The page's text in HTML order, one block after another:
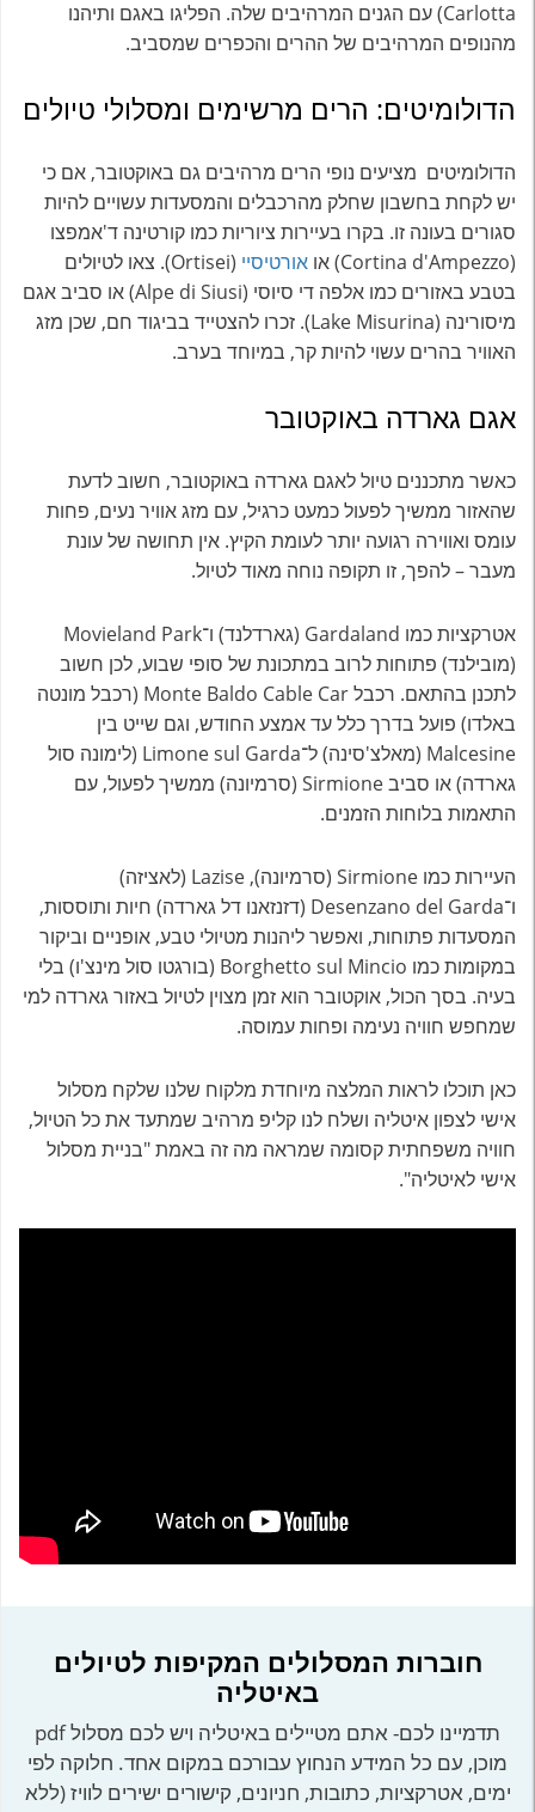
Carlotta) עם הגנים המרהיבים שלה. הפליגו באגם ותיהנו
מהנופים המרהיבים של ההרים והכפרים שמסביב.
הדולומיטים: הרים מרשימים ומסלולי טיולים
הדולומיטים מציעים נופי הרים מרהיבים גם באוקטובר, אם כי
יש לקחת בחשבון שחלק מהרכבלים והמסעדות עשויים להיות
סגורים בעונה זו. בקרו בעיירות ציוריות כמו קורטינה ד'אמפצו
(Cortina d'Ampezzo) או
אורטיסיי
(Ortisei). צאו לטיולים
בטבע באזורים כמו אלפה די סיוסי (Alpe di Siusi) או סביב אגם
מיסורינה (Lake Misurina). זכרו להצטייד בביגוד חם, שכן מזג
האוויר בהרים עשוי להיות קר, במיוחד בערב.
אגם גארדה באוקטובר
כאשר מתכננים טיול לאגם גארדה באוקטובר, חשוב לדעת
שהאזור ממשיך לפעול כמעט כרגיל, עם מזג אוויר נעים, פחות
עומס ואווירה רגועה יותר לעומת הקיץ. אין תחושה של עונת
מעבר – להפך, זו תקופה נוחה מאוד לטיול.
אטרקציות כמו Gardaland (גארדלנד) ו־Movieland Park
(מובילנד) פתוחות לרוב במתכונת של סופי שבוע, לכן חשוב
לתכנן בהתאם. רכבלMonte Baldo Cable Car (רכבל מונטה
באלדו) פועל בדרך כלל עד אמצע החודש, וגם שייט בין
Malcesine (מאלצ'סינה) ל־Limone sul Garda (לימונה סול
גארדה) או סביבSirmione (סרמיונה) ממשיך לפעול, עם
התאמות בלוחות הזמנים.
העיירות כמו Sirmione (סרמיונה), Lazise (לאציזה)
ו־Desenzano del Garda (דזנזאנו דל גארדה) חיות ותוססות,
המסעדות פתוחות, ואפשר ליהנות מטיולי טבע, אופניים וביקור
במקומות כמו Borghetto sul Mincio (בורגטו סול מינצ'ו) בלי
בעיה. בסך הכול, אוקטובר הוא זמן מצוין לטיול באזור גארדה למי
שמחפש חוויה נעימה ופחות עמוסה.
כאן תוכלו לראות המלצה מיוחדת מלקוח שלנו שלקח מסלול
אישי לצפון איטליה ושלח לנו קליפ מרהיב שמתעד את כל הטיול,
חוויה משפחתית קסומה שמראה מה זה באמת "בניית מסלול
אישי לאיטליה".
חוברות המסלולים המקיפות לטיולים
באיטליה
תדמיינו לכם- אתם מטיילים באיטליה ויש לכם מסלול pdf
מוכן, עם כל המידע הנחוץ עבורכם במקום אחד. חלוקה לפי
ימים, אטרקציות, כתובות, חניונים, קישורים ישירים לוויז (ללא